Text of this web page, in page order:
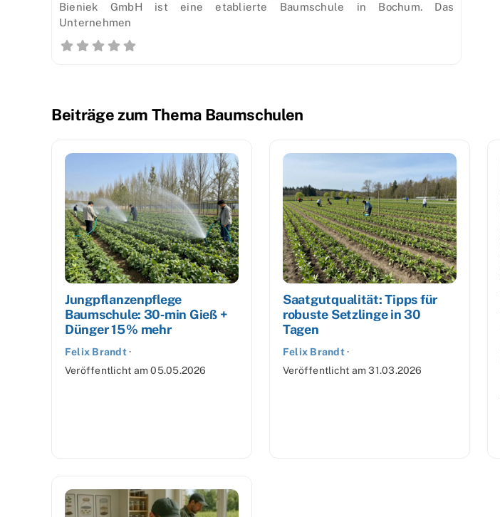
Bieniek GmbH ist eine etablierte Baumschule in Bochum. Das
Unternehmen
Beiträge zum Thema Baumschulen
Jungpflanzenpflege
Baumschule: 30‑min Gieß +
Dünger 15 % mehr
Felix Brandt·
Veröffentlicht am05.05.2026
Saatgutqualität: Tipps für
robuste Setzlinge in 30
Tagen
Felix Brandt·
Veröffentlicht am31.03.2026